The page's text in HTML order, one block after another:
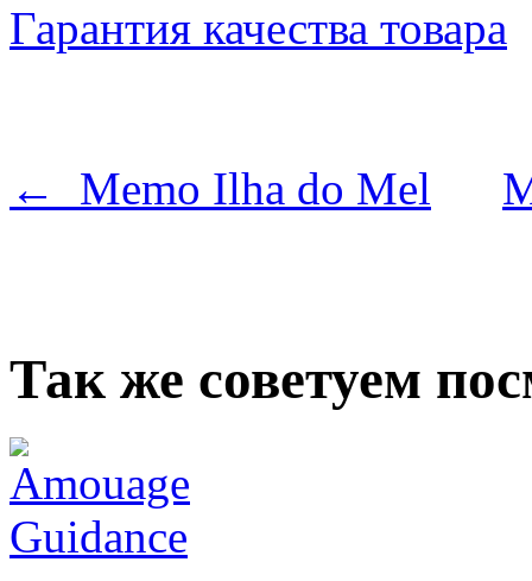
Гарантия качества товара
← Memo Ilha do Mel
Так же советуем